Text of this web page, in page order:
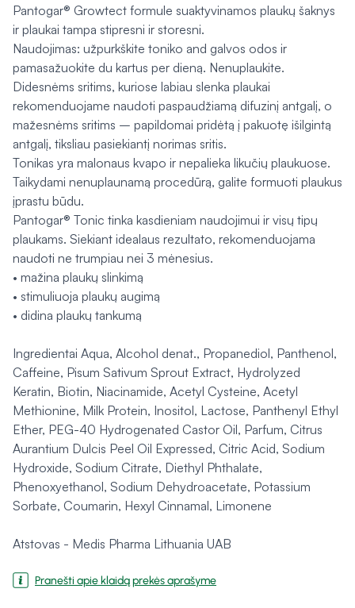
Pantogar® Growtect formule suaktyvinamos plaukų šaknys
ir plaukai tampa stipresni ir storesni.
Naudojimas: užpurkškite toniko and galvos odos ir
pamasažuokite du kartus per dieną. Nenuplaukite.
Didesnėms sritims, kuriose labiau slenka plaukai
rekomenduojame naudoti paspaudžiamą difuzinį antgalį, o
mažesnėms sritims – papildomai pridėtą į pakuotę išilgintą
antgalį, tiksliau pasiekiantį norimas sritis.
Tonikas yra malonaus kvapo ir nepalieka likučių plaukuose.
Taikydami nenuplaunamą procedūrą, galite formuoti plaukus
įprastu būdu.
Pantogar® Tonic tinka kasdieniam naudojimui ir visų tipų
plaukams. Siekiant idealaus rezultato, rekomenduojama
naudoti ne trumpiau nei 3 mėnesius.
• mažina plaukų slinkimą
• stimuliuoja plaukų augimą
• didina plaukų tankumą
Ingredientai Aqua, Alcohol denat., Propanediol, Panthenol,
Caffeine, Pisum Sativum Sprout Extract, Hydrolyzed
Keratin, Biotin, Niacinamide, Acetyl Cysteine, Acetyl
Methionine, Milk Protein, Inositol, Lactose, Panthenyl Ethyl
Ether, PEG-40 Hydrogenated Castor Oil, Parfum, Citrus
Aurantium Dulcis Peel Oil Expressed, Citric Acid, Sodium
Hydroxide, Sodium Citrate, Diethyl Phthalate,
Phenoxyethanol, Sodium Dehydroacetate, Potassium
Sorbate, Coumarin, Hexyl Cinnamal, Limonene
Atstovas - Medis Pharma Lithuania UAB
Pranešti apie klaidą prekės aprašyme